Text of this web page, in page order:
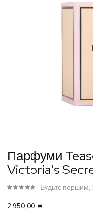
початку
зображень
Парфуми
Victoria's
2 950,00 ₴
Будьте першим,